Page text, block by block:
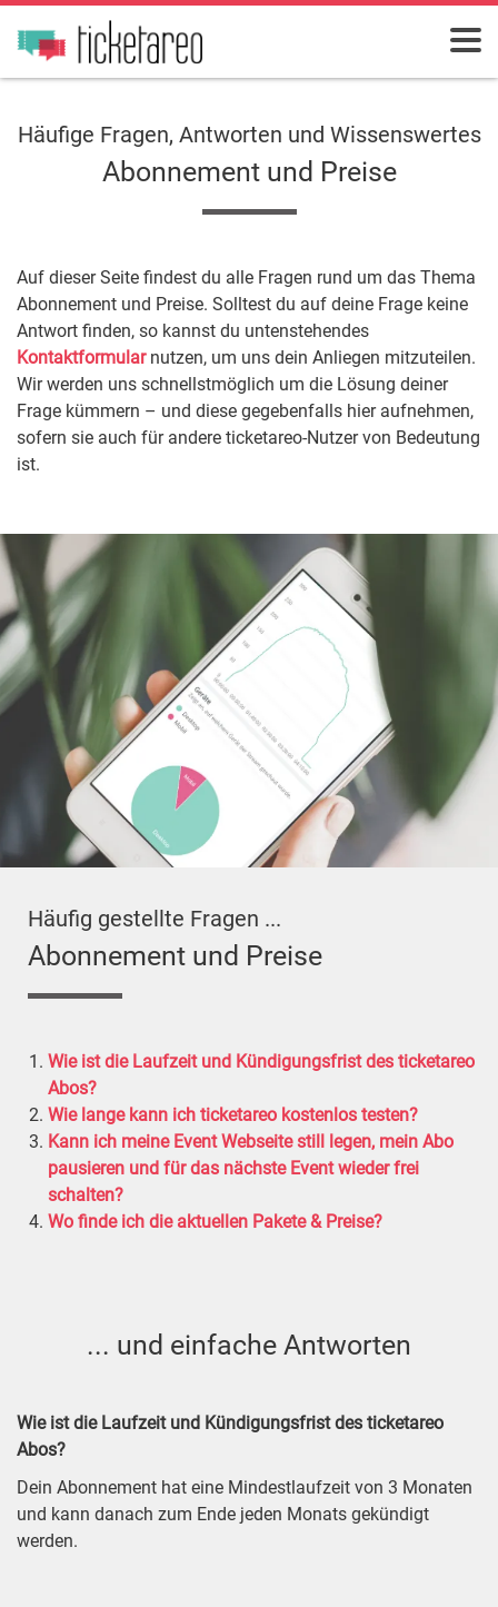
Häufige Fragen, Antworten und Wissenswertes
Abonnement und Preise
Auf dieser Seite findest du alle Fragen rund um das Thema
Abonnement und Preise. Solltest du auf deine Frage keine
Antwort finden, so kannst du untenstehendes
Kontaktformularnutzen, um uns dein Anliegen mitzuteilen.
Wir werden uns schnellstmöglich um die Lösung deiner
Frage kümmern – und diese gegebenfalls hier aufnehmen,
sofern sie auch für andere ticketareo-Nutzer von Bedeutung
ist.
Häufig gestellte Fragen ...
Abonnement und Preise
Wie ist die Laufzeit und Kündigungsfrist des ticketareo
Abos?
Wie lange kann ich ticketareo kostenlos testen?
Kann ich meine Event Webseite still legen, mein Abo
pausieren und für das nächste Event wieder frei
schalten?
Wo finde ich die aktuellen Pakete & Preise?
... und einfache Antworten
Wie ist die Laufzeit und Kündigungsfrist des ticketareo
Abos?
Dein Abonnement hat eine Mindestlaufzeit von 3 Monaten
und kann danach zum Ende jeden Monats gekündigt
werden.